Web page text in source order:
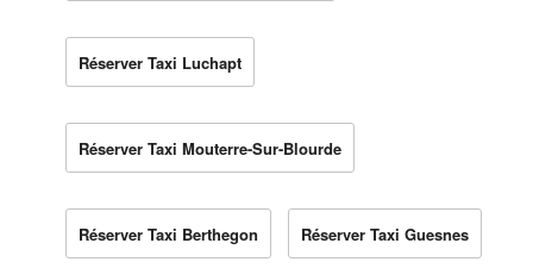
Réserver Taxi Luchapt
Réserver Taxi Mouterre-Sur-Blourde
Réserver Taxi Berthegon Réserver Taxi Guesnes